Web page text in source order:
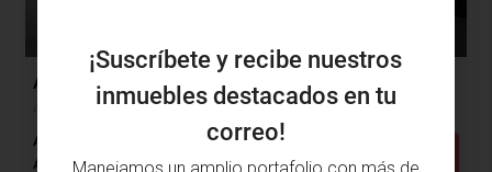
Altos De Riomar, Barranquilla, Atlántico, Colombia
Alcobas: 3
m²: 97
Apartamento
¡Suscríbete y recibe nuestros
inmuebles destacados en tu
correo!